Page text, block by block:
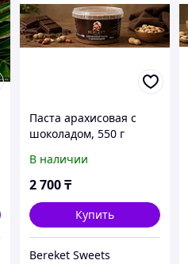
Паста арахисовая с
шоколадом, 550 г
В наличии
2 700₸
Купить
Bereket Sweets